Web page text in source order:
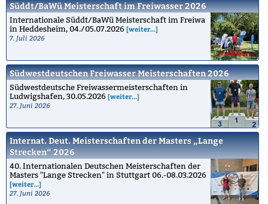
Süddt/BaWü Meisterschaft im Freiwasser 2026
Internationale Süddt/BaWü Meisterschaft im Freiwa
in Heddesheim, 04./05.07.2026 [weiter...]
7. Juli 2026
Südwestdeutschen Freiwasser Meisterschaften 2026
Südwestdeutsche Freiwassermeisterschaften in
Ludwigshafen, 30.05.2026 [weiter...]
27. Juni 2026
Internat. Deut. Meisterschaften der Masters „Lange
Strecken“ 2026
40. Internationalen Deutschen Meisterschaften der
Masters "Lange Strecken" in Stuttgart 06.-08.03.2026
[weiter...]
27. Juni 2026